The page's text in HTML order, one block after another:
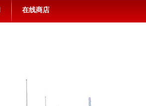
在线商店